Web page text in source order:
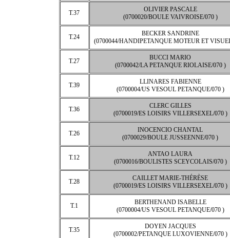
T.37
OLIVIER PASCALE
(0700020/BOULE VAIVROISE/070 )
T.24
BECKER SANDRINE
(0700044/HANDIPETANQUE MOTEUR ET
T.27
BUCCI MARIO
(0700042/LA PETANQUE RIOLAISE/070 )
T.39
LLINARES FABIENNE
(0700004/US VESOUL PETANQUE/070 )
T.36
CLERC GILLES
(0700019/ES LOISIRS VILLERSEXEL/070 )
T.26
INOCENCIO CHANTAL
(0700029/BOULE JUSSEENNE/070 )
T.12
ANTAO LAURA
(0700016/BOULISTES SCEYCOLAIS/070 )
T.28
CAILLET MARIE-THÉRÈSE
(0700019/ES LOISIRS VILLERSEXEL/070 )
T.1
BERTHENAND ISABELLE
(0700004/US VESOUL PETANQUE/070 )
T.35
DOYEN JACQUES
(0700002/PETANQUE LUXOVIENNE/070 )